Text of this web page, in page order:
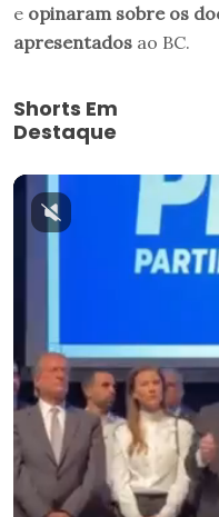
e opinaram sobre os
apresentados ao BC.
Shorts Em
Destaque